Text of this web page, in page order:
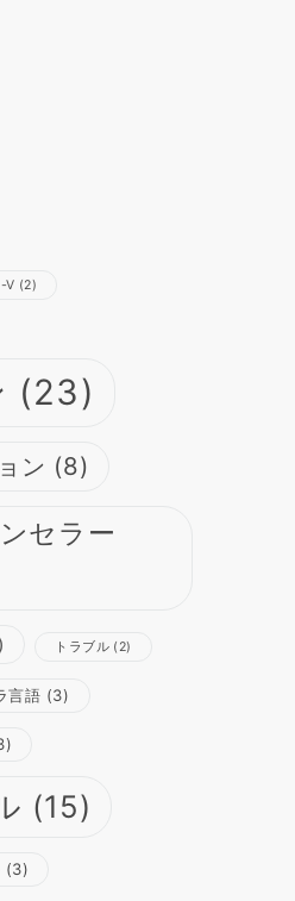
Ⅴ (2)
(23)
ン (8)
セラー
トラブル (2)
言語 (3)
(15)
(3)